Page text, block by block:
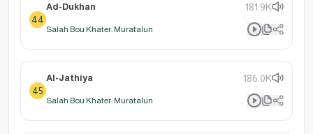
44
Ad-Dukhan 181.9K
Salah Bou Khater: Muratalun
45
Al-Jathiya 186.0K
Salah Bou Khater: Muratalun